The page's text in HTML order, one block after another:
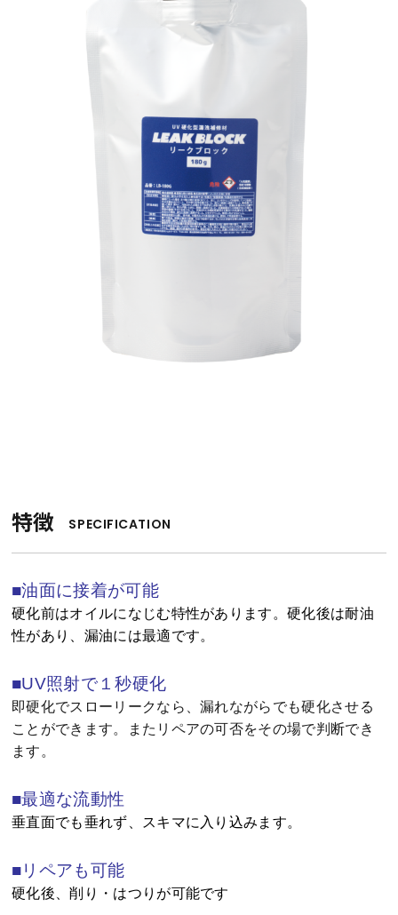
特徴 SPECIFICATION
■油面に接着が可能
硬化前はオイルになじむ特性があります。硬化後は耐油
性があり、漏油には最適です。
■UV照射で１秒硬化
即硬化でスローリークなら、漏れながらでも硬化させる
ことができます。またリペアの可否をその場で判断でき
ます。
■最適な流動性
垂直面でも垂れず、スキマに入り込みます。
■リペアも可能
硬化後、削り・はつりが可能です